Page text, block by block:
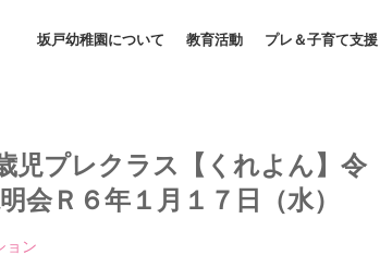
坂戸幼稚園について 教育活動 プレ＆子育て支援
プレクラス【くれよん】令
会Ｒ６年１月１７日（水）
ョン